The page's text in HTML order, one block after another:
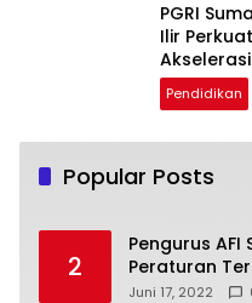
PGRI
Ilir
Pendidikan
Popular Posts
2
Pengurus AFI
Peraturan
Internasional
Juni 17, 2022